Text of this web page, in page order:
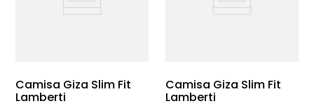
Camisa Giza Slim Fit
Lamberti
Camisa Giza Slim Fit
Lamberti